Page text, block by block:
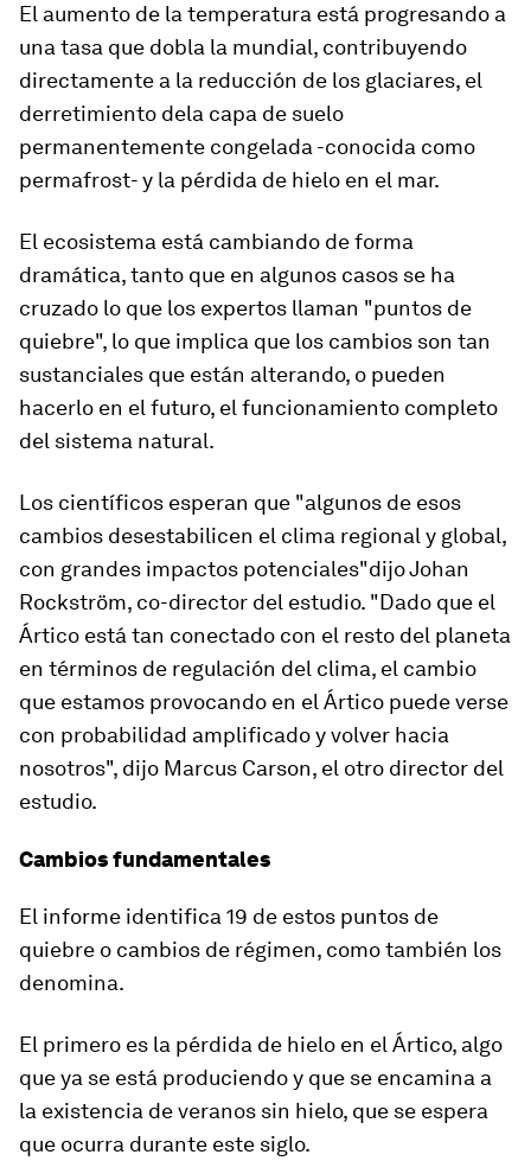
El aumento de la temperatura está progresando a
una tasa que dobla la mundial, contribuyendo
directamente a la reducción de los glaciares, el
derretimiento dela capa de suelo
permanentemente congelada -conocida como
permafrost- y la pérdida de hielo en el mar.
El ecosistema está cambiando de forma
dramática, tanto que en algunos casos se ha
cruzado lo que los expertos llaman "puntos de
quiebre", lo que implica que los cambios son tan
sustanciales que están alterando, o pueden
hacerlo en el futuro, el funcionamiento completo
del sistema natural.
Los científicos esperan que "algunos de esos
cambios desestabilicen el clima regional y global,
con grandes impactos potenciales"dijo Johan
Rockström, co-director del estudio. "Dado que el
Ártico está tan conectado con el resto del planeta
en términos de regulación del clima, el cambio
que estamos provocando en el Ártico puede verse
con probabilidad amplificado y volver hacia
nosotros", dijo Marcus Carson, el otro director del
estudio.
Cambios fundamentales
El informe identifica 19 de estos puntos de
quiebre o cambios de régimen, como también los
denomina.
El primero es la pérdida de hielo en el Ártico, algo
que ya se está produciendo y que se encamina a
la existencia de veranos sin hielo, que se espera
que ocurra durante este siglo.